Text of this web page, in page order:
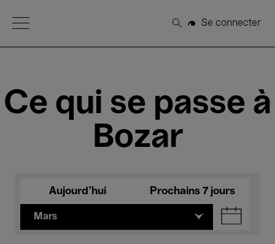
Open Menu
Rechercher
Se connecter
Ce qui se passe à
Bozar
Aujourd'hui Prochains 7 jours
Mars